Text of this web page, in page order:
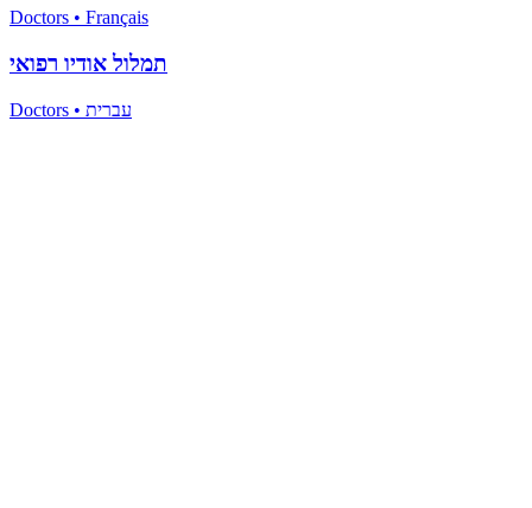
Doctors • Français
תמלול אודיו רפואי
Doctors • עברית